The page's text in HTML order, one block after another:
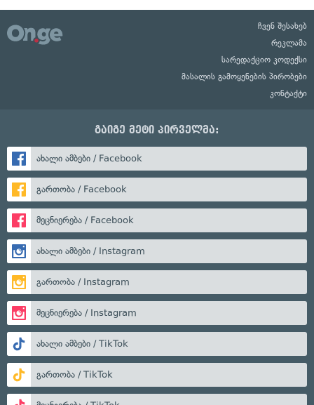
ჩვენ შესახებ
რეკლამა
სარედაქციო კოდექსი
მასალის გამოყენების პირობები
კონტაქტი
გაიგე მეტი პირველმა:
ახალი ამბები / Facebook
გართობა / Facebook
მეცნიერება / Facebook
ახალი ამბები / Instagram
გართობა / Instagram
მეცნიერება / Instagram
ახალი ამბები / TikTok
გართობა / TikTok